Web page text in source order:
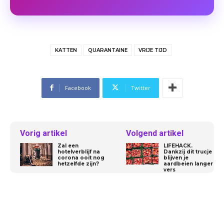
KATTEN QUARANTAINE VRIJE TIJD
Facebook Twitter
Vorig artikel
Zal een
hotelverblijf na
corona ooit nog
hetzelfde zijn?
Volgend artikel
LIFEHACK.
Dankzij dit trucje
blijven je
aardbeien langer
vers